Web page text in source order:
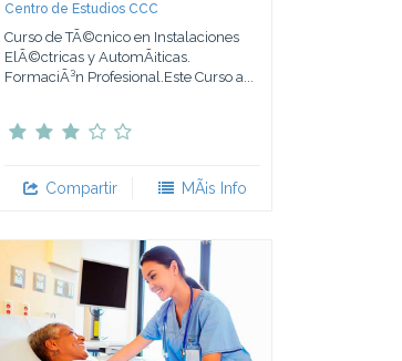
Centro de Estudios CCC
Curso de TÃ©cnico en Instalaciones
ElÃ©ctricas y AutomÃ¡ticas.
FormaciÃ³n Profesional.Este Curso a...
Compartir MÃ¡s Info